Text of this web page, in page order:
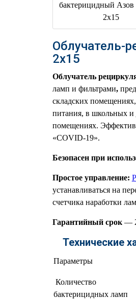
Облучатель-
2х15
Облучатель
ламп и фильтрами,
складских
питания, в школьных
помещениях.
«COVID-19».
Безопасен при
Простое управление:
устанавливаться на
счетчика наработки
Гарантийный срок—
Технические
Параметры
Количество
бактерицидных ламп